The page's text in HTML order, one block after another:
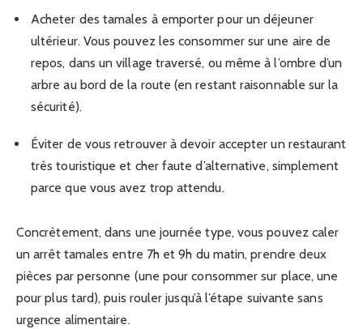
Acheter des tamales à emporter pour un déjeuner
ultérieur. Vous pouvez les consommer sur une aire de
repos, dans un village traversé, ou même à l’ombre d’un
arbre au bord de la route (en restant raisonnable sur la
sécurité).
Éviter de vous retrouver à devoir accepter un restaurant
très touristique et cher faute d’alternative, simplement
parce que vous avez trop attendu.
Concrètement, dans une journée type, vous pouvez caler
un arrêt tamales entre 7h et 9h du matin, prendre deux
pièces par personne (une pour consommer sur place, une
pour plus tard), puis rouler jusqu’à l’étape suivante sans
urgence alimentaire.